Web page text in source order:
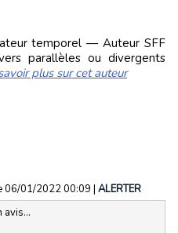
temporel — Auteur SFF
parallèles ou divergents
plus sur cet auteur
06/01/2022 00:09 | ALERTER
avis...